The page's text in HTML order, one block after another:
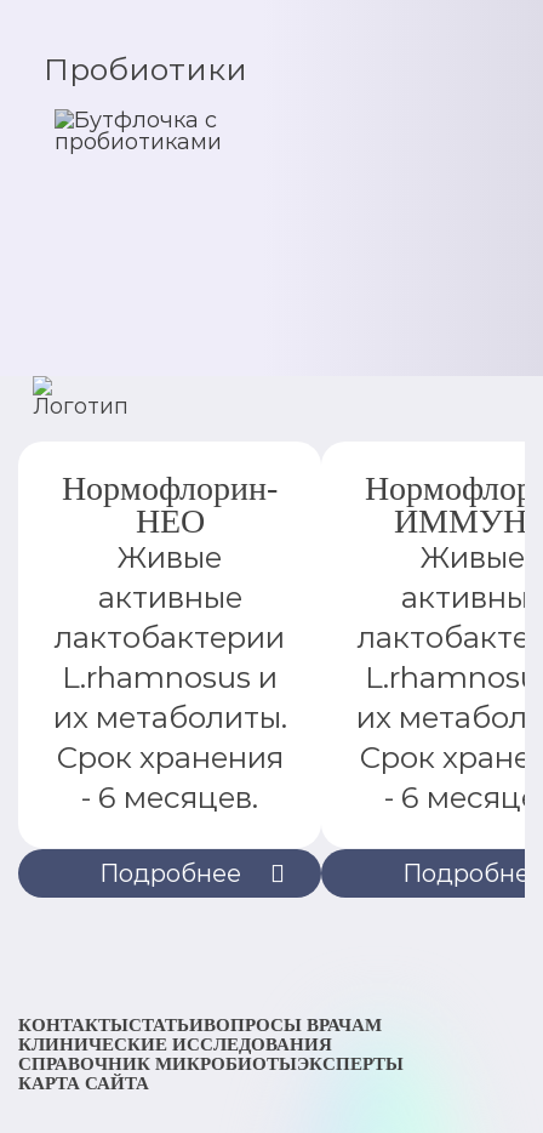
Пробиотики
Подробнее
Нормофлорин-
НЕО
Живые
активные
лактобактерии
L.rhamnosus и
их метаболиты.
Срок хранения
- 6 месяцев.
Подробнее
Живые
их
Срок
- 6
КОНТАКТЫСТАТЬИВОПРОСЫ ВРАЧАМ
КЛИНИЧЕСКИЕ ИССЛЕДОВАНИЯ
СПРАВОЧНИК МИКРОБИОТЫЭКСПЕРТЫ
КАРТА САЙТА